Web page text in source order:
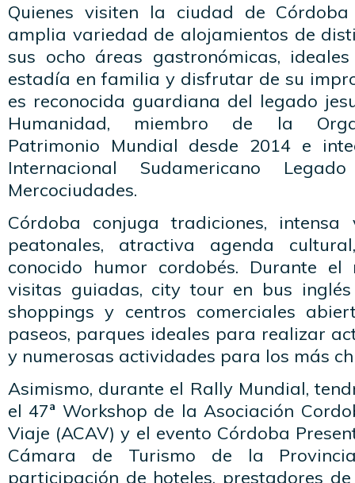
Quienes visiten la ciudad de
amplia variedad de alojamientos de
sus ocho áreas gastronómicas,
estadía en familia y disfrutar de su
es reconocida guardiana del legado
Humanidad, miembro de la
Patrimonio Mundial desde 2014 e
Internacional Sudamericano
Mercociudades.
Córdoba conjuga tradiciones,
peatonales, atractiva agenda
conocido humor cordobés. Durante
visitas guiadas, city tour en bus
shoppings y centros comerciales
paseos, parques ideales para realizar
y numerosas actividades para los más
Asimismo, durante el Rally Mundial,
el 47ª Workshop de la Asociación
Viaje (ACAV) y el evento Córdoba
Cámara de Turismo de la
participación de hoteles, prestadores